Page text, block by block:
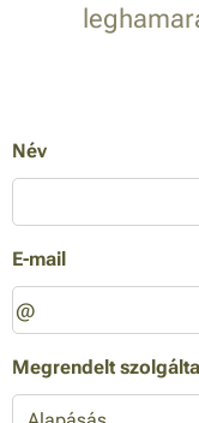
Név
E-mail
Megrendelt